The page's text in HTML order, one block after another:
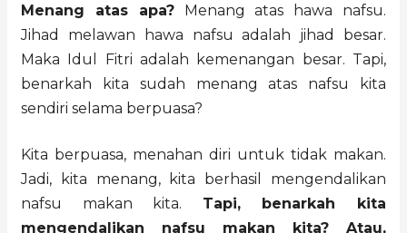
Menang atas apa?Menang atas hawa nafsu.
Jihad melawan hawa nafsu adalah jihad besar.
Maka Idul Fitri adalah kemenangan besar. Tapi,
benarkah kita sudah menang atas nafsu kita
sendiri selama berpuasa?
Kita berpuasa, menahan diri untuk tidak makan.
Jadi, kita menang, kita berhasil mengendalikan
nafsu makan kita. Tapi, benarkah kita
mengendalikan nafsu makan kita? Atau,